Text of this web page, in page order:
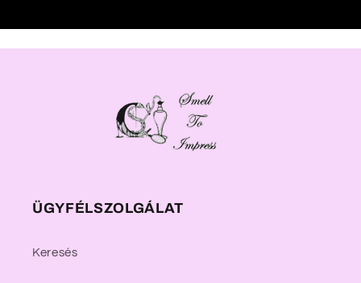
ÜGYFÉLSZOLGÁLAT
Keresés